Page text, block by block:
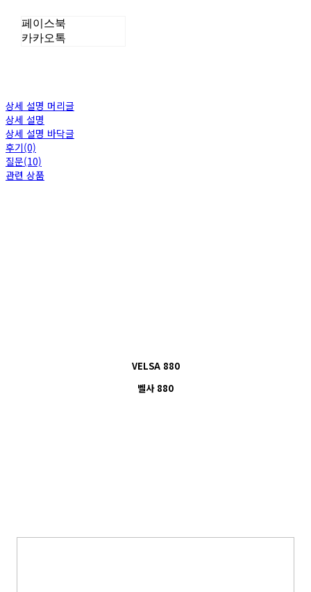
페이스북
카카오톡
상세 설명 머리글
상세 설명
상세 설명 바닥글
후기(0)
질문(10)
관련 상품
VELSA 880
벨사 880